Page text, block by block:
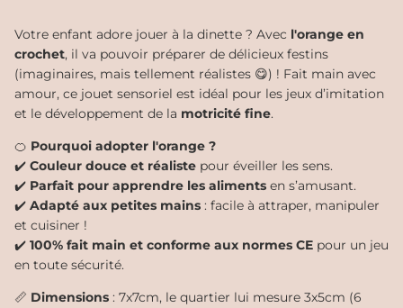
Votre enfant adore jouer à la dinette ? Avec l'orange en
crochet, il va pouvoir préparer de délicieux festins
(imaginaires, mais tellement réalistes 😋) ! Fait main avec
amour, ce jouet sensoriel est idéal pour les jeux d’imitation
et le développement de la motricité fine.
🍊 Pourquoi adopter l'orange ?
✔️ Couleur douce et réaliste pour éveiller les sens.
✔️ Parfait pour apprendre les aliments en s’amusant.
✔️ Adapté aux petites mains : facile à attraper, manipuler
et cuisiner !
✔️ 100% fait main et conforme aux normes CE pour un jeu
en toute sécurité.
📏 Dimensions : 7x7cm, le quartier lui mesure 3x5cm (6